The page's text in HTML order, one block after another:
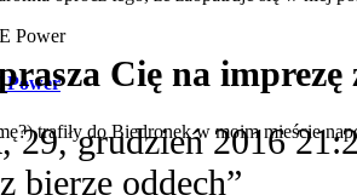
Power
trafiły do Biedronek w moim mieście
Cię na
29, grudzień 2016